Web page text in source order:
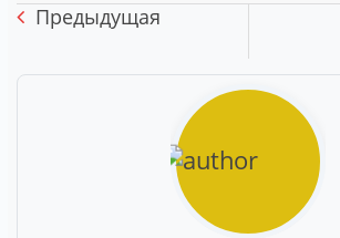
Предыдущая